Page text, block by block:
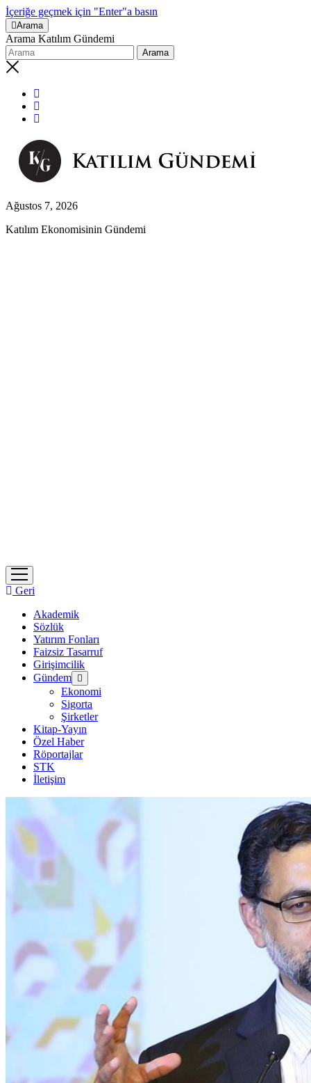
İçeriğe geçmek için "Enter"a basın
Arama
Arama Katılım Gündemi
Ağustos 7, 2026
Katılım Ekonomisinin Gündemi
menüyü
aç
Geri
Akademik
Sözlük
Yatırım Fonları
Faizsiz Tasarruf
Girişimcilik
Gündem menüyü
aç
Ekonomi
Sigorta
Şirketler
Kitap-Yayın
Özel Haber
Röportajlar
STK
İletişim